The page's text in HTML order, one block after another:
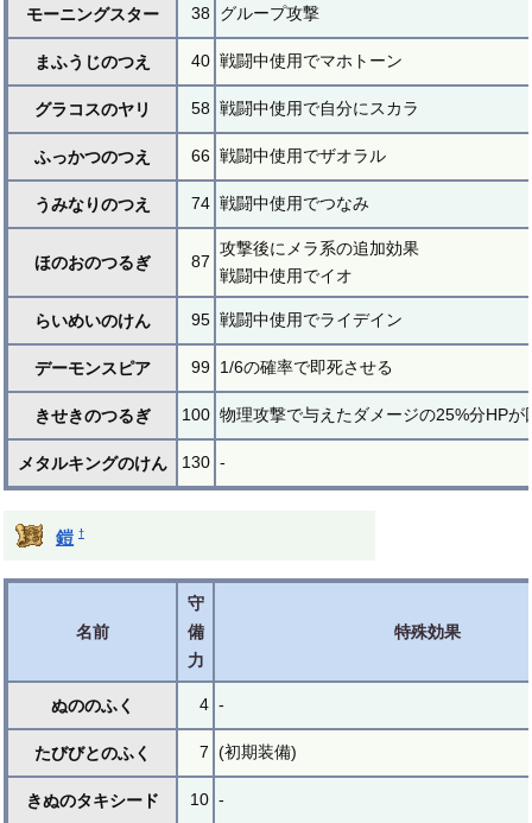
モーニングスター 38 グループ攻撃
まふうじのつえ 40 戦闘中使用でマホトーン
グラコスのヤリ 58 戦闘中使用で自分にスカラ
ふっかつのつえ 66 戦闘中使用でザオラル
うみなりのつえ 74 戦闘中使用でつなみ
ほのおのつるぎ 87
攻撃後にメラ系の追加効果
戦闘中使用でイオ
らいめいのけん 95 戦闘中使用でライデイン
デーモンスピア 99 1/6の確率で即死させる
きせきのつるぎ 100 物理攻撃で与えたダメージの25%分HPが
メタルキングのけん 130 -
鎧 †
名前
守
備
力
特殊効果
ぬののふく 4 -
たびびとのふく 7 (初期装備)
きぬのタキシード 10 -